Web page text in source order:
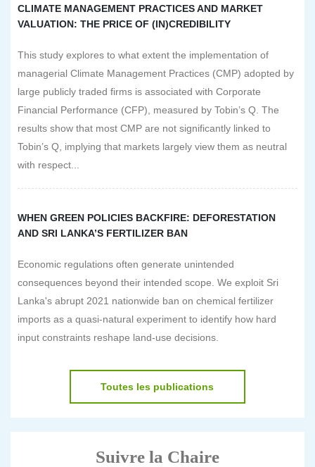
CLIMATE MANAGEMENT PRACTICES AND MARKET
VALUATION: THE PRICE OF (IN)CREDIBILITY
This study explores to what extent the implementation of
managerial Climate Management Practices (CMP) adopted by
large publicly traded firms is associated with Corporate
Financial Performance (CFP), measured by Tobin’s Q. The
results show that most CMP are not significantly linked to
Tobin’s Q, implying that markets largely view them as neutral
with respect...
WHEN GREEN POLICIES BACKFIRE: DEFORESTATION
AND SRI LANKA’S FERTILIZER BAN
Economic regulations often generate unintended
consequences beyond their intended scope. We exploit Sri
Lanka's abrupt 2021 nationwide ban on chemical fertilizer
imports as a quasi-natural experiment to identify how hard
input constraints reshape land-use decisions.
Toutes les publications
Suivre la Chaire